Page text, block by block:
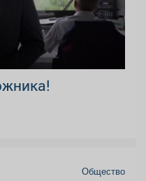
Общество